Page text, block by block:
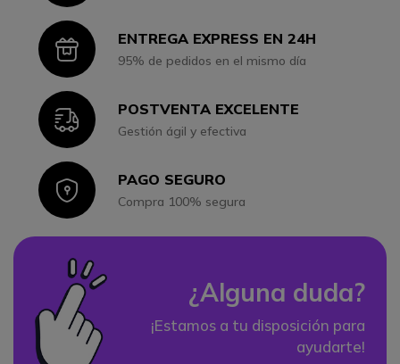
IconENTREGA EXPRESS EN 24H
95% de pedidos en el mismo día
IconPOSTVENTA EXCELENTE
Gestión ágil y efectiva
IconPAGO SEGURO
Compra 100% segura
¿Alguna duda?
¡Estamos a tu disposición para
ayudarte!